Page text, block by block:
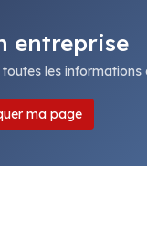
entreprise
les
ma page